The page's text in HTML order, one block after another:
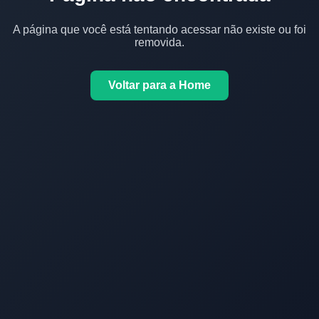
A página que você está tentando acessar não existe ou foi
removida.
Voltar para a Home